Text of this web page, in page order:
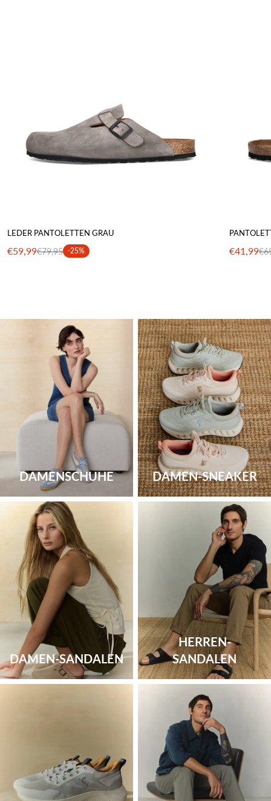
LEDER PANTOLETTEN GRAU
€59,99€79,95 -25% €41,99
DAMENSCHUHE DAMEN-SNEAKER
DAMEN-SANDALEN
HERREN-
SANDALEN